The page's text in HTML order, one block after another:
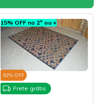
15% OFF no 2º ou +
52% OFF
Frete grátis